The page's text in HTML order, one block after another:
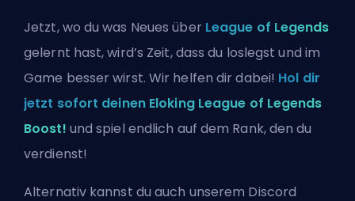
Jetzt, wo du was Neues über League of Legends
gelernt hast, wird’s Zeit, dass du loslegst und im
Game besser wirst. Wir helfen dir dabei! Hol dir
jetzt sofort deinen Eloking League of Legends
Boost! und spiel endlich auf dem Rank, den du
verdienst!
Alternativ kannst du auch unserem Discord